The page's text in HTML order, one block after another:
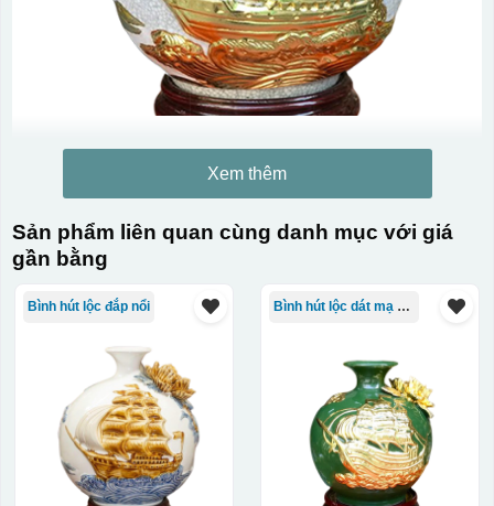
Xem thêm
Sản phẩm liên quan cùng danh mục với giá
gần bằng
Bình hút lộc đắp nổi Bình hút lộc dát mạ vàng